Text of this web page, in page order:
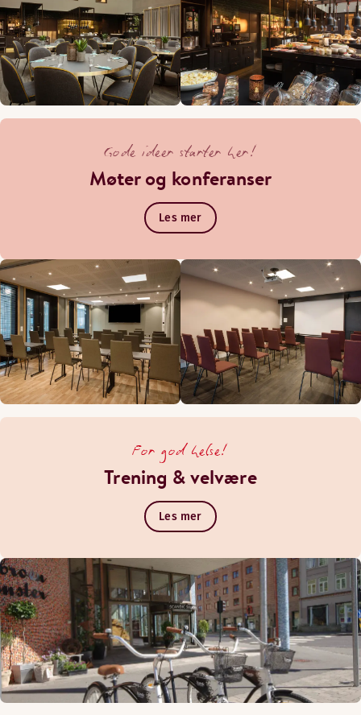
Gode ideer starter her!
Møter og konferanser
Les mer
For god helse!
Trening & velvære
Les mer